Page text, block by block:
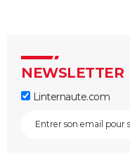
NEWSLETTER
Linternaute.com